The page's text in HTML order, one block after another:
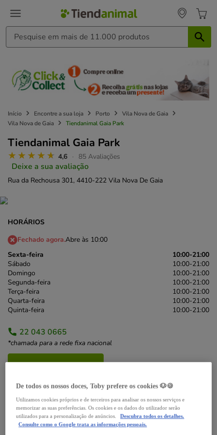
Início Encontre a sua loja Porto
Vila Nova de Gaia
Vila Nova de Gaia
Tiendanimal Gaia Park
Tiendanimal Gaia Park
4,6 85 Avaliações
Deixe a sua avaliação
Rua da Rechousa 301, 4410-222 Vila Nova De Gaia
HORÁRIOS
Fechado agora.Abre às 10:00
Sexta-feira
10:00-21:00
Sábado
10:00-21:00
Domingo
10:00-21:00
Segunda-feira
10:00-21:00
Terça-feira
10:00-21:00
Quarta-feira
10:00-21:00
Quinta-feira
10:00-21:00
22 043 0665
*chamada para a rede fixa nacional
Serviços Notícias Avaliações
De todos os nossos doces, Toby prefere os cookies 🐶🍪
Utilizamos cookies próprios e de terceiros para analisar os nossos serviços e
memorizar as suas preferências. Os cookies e os dados do utilizador serão
utilizados para a personalização de anúncios.
Descubra todos os detalhes.
Consulte como o Google trata as informações pessoais.